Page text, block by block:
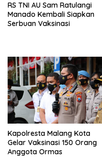
RS TNI AU Sam Ratulangi
Manado Kembali Siapkan
Serbuan Vaksinasi
Kapolresta Malang Kota
Gelar Vaksinasi 150 Orang
Anggota Ormas